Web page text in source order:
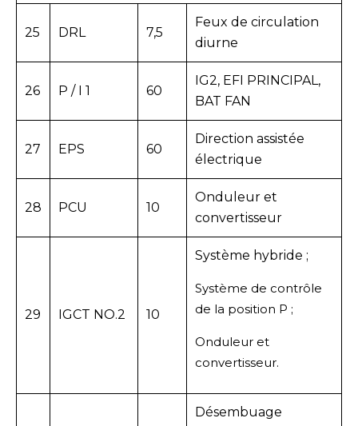
25 DRL 7,5
Feux de circulation
diurne
26 P / I 1 60
IG2, EFI PRINCIPAL,
BAT FAN
27 EPS 60
Direction assistée
électrique
28 PCU 10
Onduleur et
convertisseur
29 IGCT NO.2 10
Système hybride ;
Système de contrôle
de la position P ;
Onduleur et
convertisseur.
Désembuage